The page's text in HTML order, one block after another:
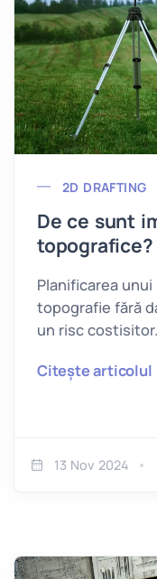
2D DRAFTING
De ce sunt
topografice?
Planificarea
topografie fără
un risc costisitor.
Citește articolul
13 Nov 2024